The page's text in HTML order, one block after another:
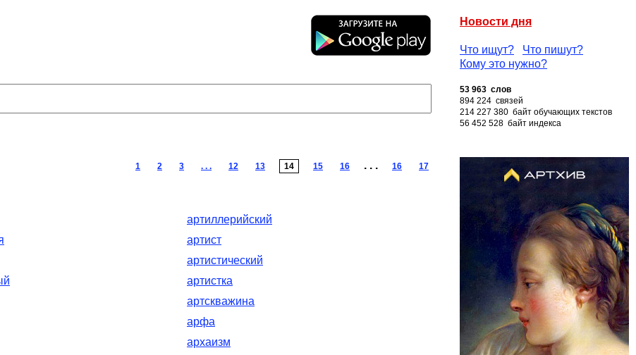
Новости дня
Что ищут?
Что пишут?
Кому это нужно?
53 963 слов
894 224 связей
214 227 380 байт обучающих текстов
56 452 528 байт индекса
1 2 3 . . . 12 13 14 15 16 . . . 16 17
артиллерийский
артист
артистический
артистка
артскважина
арфа
архаизм